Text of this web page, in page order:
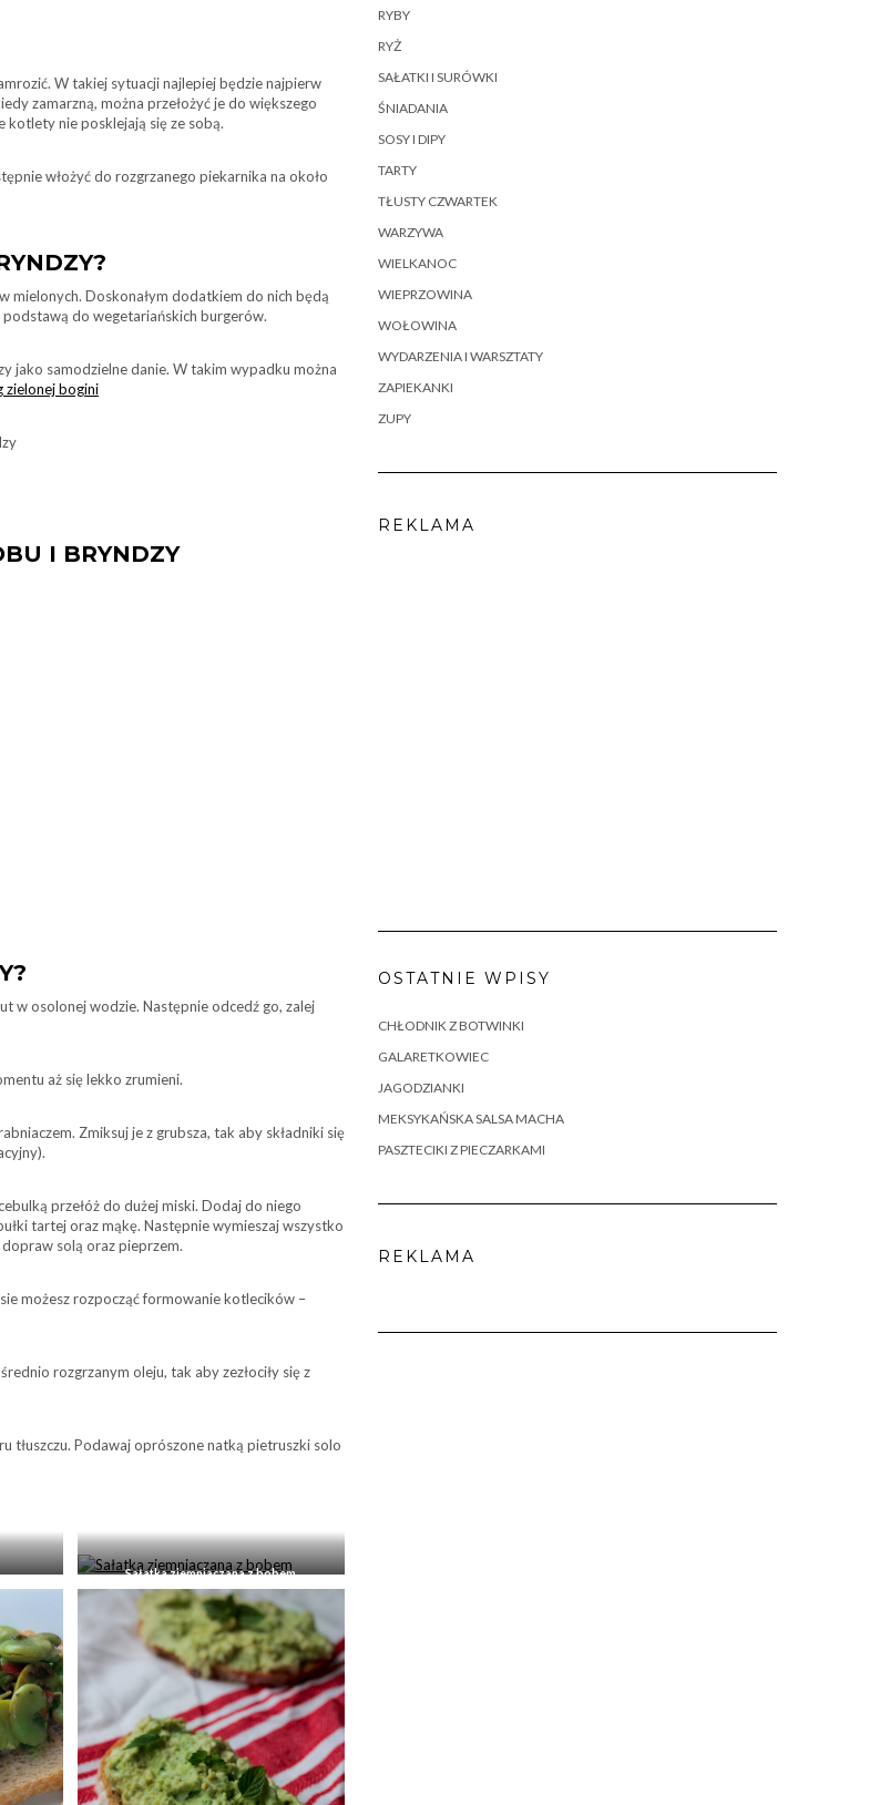
W takiej sytuacji najlepiej będzie najpierw
zamarzną, można przełożyć je do większego
kotlety nie posklejają się ze sobą.
włożyć do rozgrzanego piekarnika na około
Doskonałym dodatkiem do nich będą
do wegetariańskich burgerów.
jako samodzielne danie. W takim wypadku można
zielonej bogini
I BRYNDZY
w osolonej wodzie. Następnie odcedź go, zalej
aż się lekko zrumieni.
Zmiksuj je z grubsza, tak aby składniki się
przełóż do dużej miski. Dodaj do niego
tartej oraz mąkę. Następnie wymieszaj wszystko
dopraw solą oraz pieprzem.
możesz rozpocząć formowanie kotlecików –
rozgrzanym oleju, tak aby zezłociły się z
tłuszczu. Podawaj oprószone natką pietruszki solo
Sałatka ziemniaczana z bobem
RYBY
RYŻ
SAŁATKI I SURÓWKI
ŚNIADANIA
SOSY I DIPY
TARTY
TŁUSTY CZWARTEK
WARZYWA
WIELKANOC
WIEPRZOWINA
WOŁOWINA
WYDARZENIA I WARSZTATY
ZAPIEKANKI
ZUPY
REKLAMA
OSTATNIE WPISY
CHŁODNIK Z BOTWINKI
GALARETKOWIEC
JAGODZIANKI
MEKSYKAŃSKA SALSA MACHA
PASZTECIKI Z PIECZARKAMI
REKLAMA